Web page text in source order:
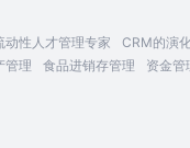
动性人才管理专家
CRM的演
管理 食品进销存管理 资金管